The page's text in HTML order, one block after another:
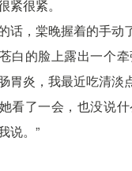
紧很紧。
话，棠晚握着的手动
白的脸上露出一个
胃炎，我最近吃清淡
看了一会，也没说
说。”